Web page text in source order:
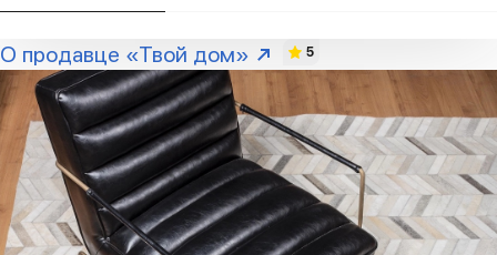
О продавце «Твой дом» 5